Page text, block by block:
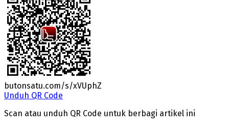
butonsatu.com/s/xVUphZ
Unduh QR Code
Scan atau unduh QR Code untuk berbagi artikel ini